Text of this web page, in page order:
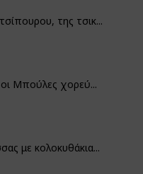
της τσικ...
οι Μπούλες χορεύ...
με κολοκυθάκια...